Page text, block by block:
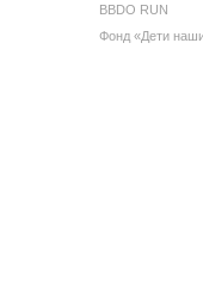
BBDO RUN
Фонд «Дети